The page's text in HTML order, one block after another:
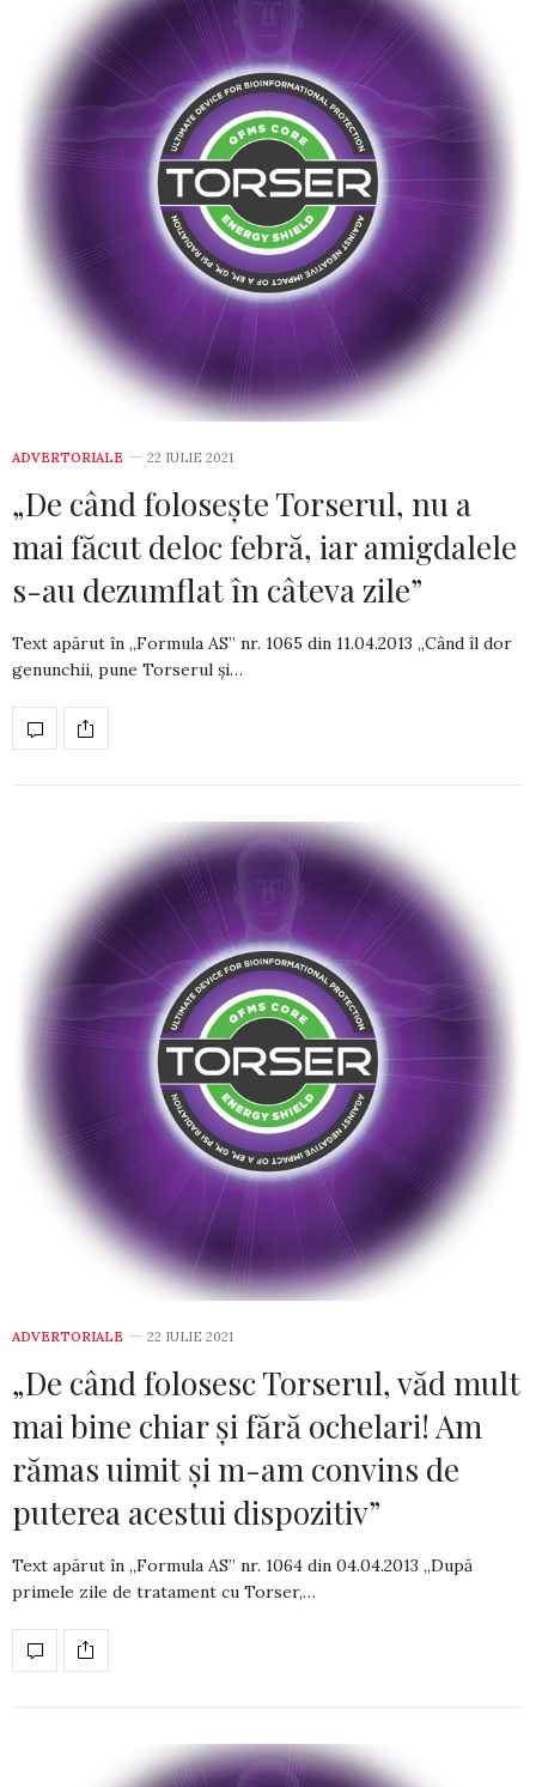
ADVERTORIALE 22 IULIE 2021
„De când foloseşte Torserul, nu a
mai făcut deloc febră, iar amigdalele
s-au dezumflat în câteva zile”
Text apărut în „Formula AS” nr. 1065 din­ 11.04.2013 „Când îl dor
genunchii, pune Torserul şi…
ADVERTORIALE 22 IULIE 2021
„De când folosesc Torserul, văd mult
mai bine chiar şi fără ochelari! Am
rămas uimit şi m-am convins de
puterea acestui dispozitiv”
Text apărut în „Formula AS” nr. 1064 din­ 04.04.2013 „După
primele zile de tratament cu Torser,…